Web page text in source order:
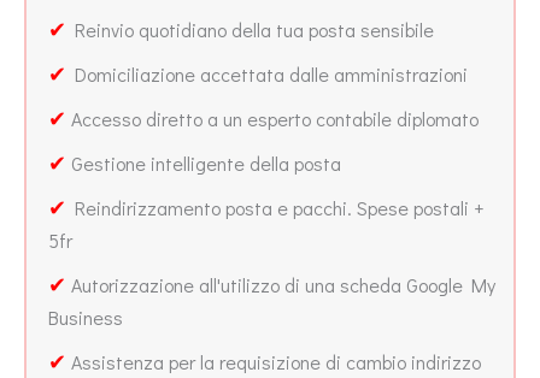
✔ Reinvio quotidiano della tua posta sensibile
✔ Domiciliazione accettata dalle amministrazioni
✔ Accesso diretto a un esperto contabile diplomato
✔ Gestione intelligente della posta
✔ Reindirizzamento posta e pacchi. Spese postali +
5fr
✔ Autorizzazione all'utilizzo di una scheda Google My
Business
✔ Assistenza per la requisizione di cambio indirizzo